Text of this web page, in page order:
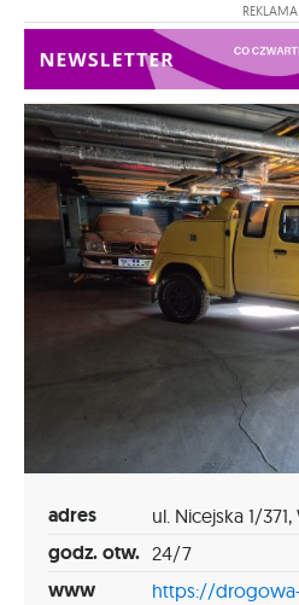
REKLAMA
adres ul. Nicejska 1/
godz. otw. 24/7
www https://